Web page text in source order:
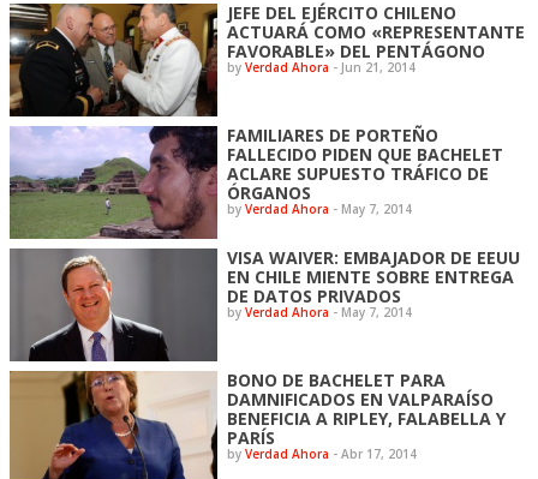
JEFE DEL EJÉRCITO CHILENO
ACTUARÁ COMO «REPRESENTANTE
FAVORABLE» DEL PENTÁGONO
byVerdad Ahora - Jun 21, 2014
FAMILIARES DE PORTEÑO
FALLECIDO PIDEN QUE BACHELET
ACLARE SUPUESTO TRÁFICO DE
ÓRGANOS
byVerdad Ahora - May 7, 2014
VISA WAIVER: EMBAJADOR DE EEUU
EN CHILE MIENTE SOBRE ENTREGA
DE DATOS PRIVADOS
byVerdad Ahora - May 7, 2014
BONO DE BACHELET PARA
DAMNIFICADOS EN VALPARAÍSO
BENEFICIA A RIPLEY, FALABELLA Y
PARÍS
byVerdad Ahora - Abr 17, 2014